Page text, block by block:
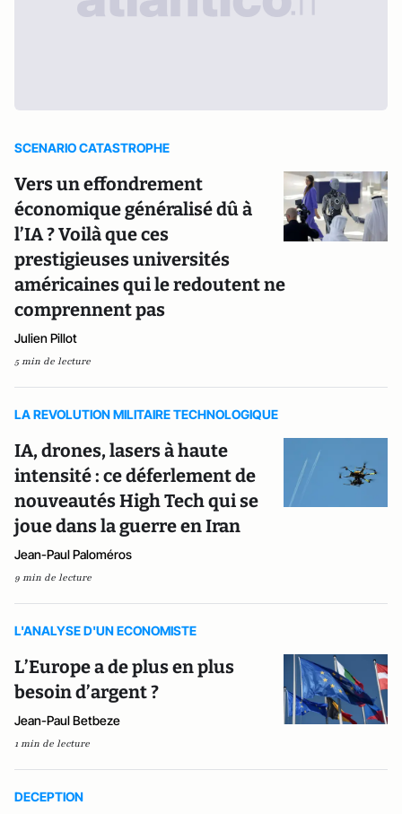
SCENARIO CATASTROPHE
Vers un effondrement
économique généralisé dû à
l’IA ? Voilà que ces
prestigieuses universités
américaines qui le redoutent ne
comprennent pas
Julien Pillot
5 min de lecture
LA REVOLUTION MILITAIRE TECHNOLOGIQUE
IA, drones, lasers à haute
intensité : ce déferlement de
nouveautés High Tech qui se
joue dans la guerre en Iran
Jean-Paul Paloméros
9 min de lecture
L'ANALYSE D'UN ECONOMISTE
L’Europe a de plus en plus
besoin d’argent ?
Jean-Paul Betbeze
1 min de lecture
DECEPTION